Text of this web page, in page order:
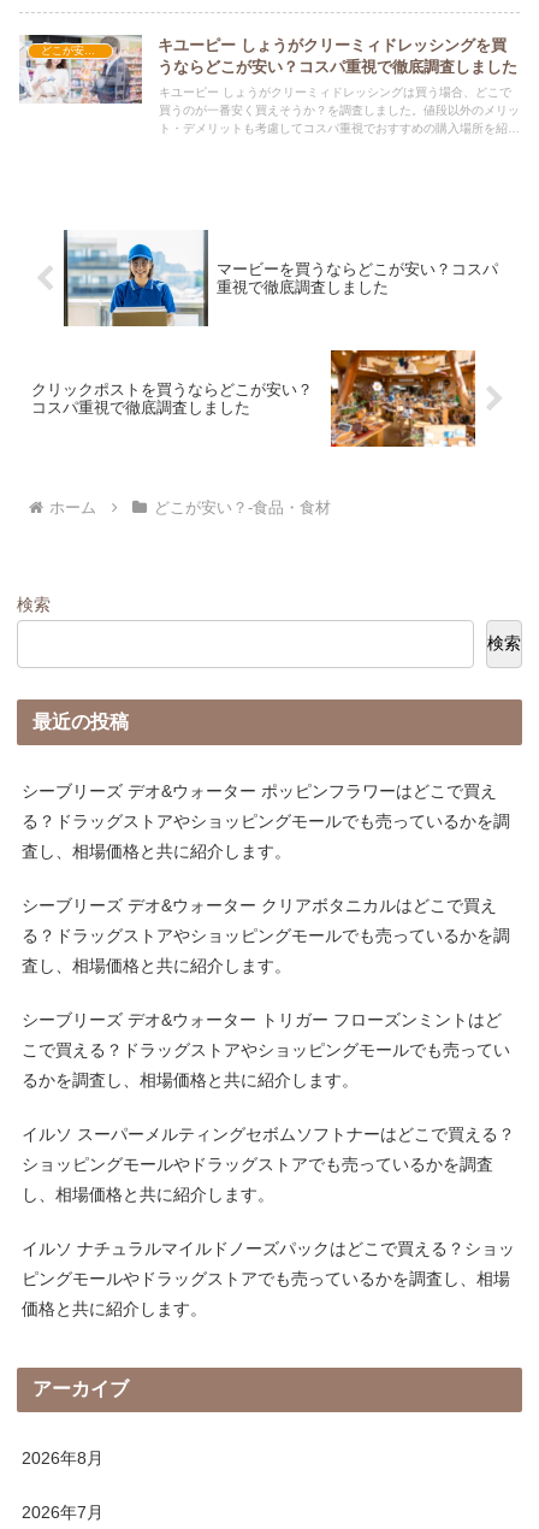
キユーピー しょうがクリーミィドレッシングを買
うならどこが安い？コスパ重視で徹底調査しました
キユーピー しょうがクリーミィドレッシングは買う場合、どこで
買うのが一番安く買えそうか？を調査しました。値段以外のメリッ
ト・デメリットも考慮してコスパ重視でおすすめの購入場所を紹介
マービーを買うならどこが安い？コスパ
重視で徹底調査しました
クリックポストを買うならどこが安い？
コスパ重視で徹底調査しました
ホーム どこが安い？-食品・食材
検索
検索
最近の投稿
シーブリーズ デオ&ウォーター ポッピンフラワーはどこで買え
る？ドラッグストアやショッピングモールでも売っているかを調
査し、相場価格と共に紹介します。
シーブリーズ デオ&ウォーター クリアボタニカルはどこで買え
る？ドラッグストアやショッピングモールでも売っているかを調
査し、相場価格と共に紹介します。
シーブリーズ デオ&ウォーター トリガー フローズンミントはど
こで買える？ドラッグストアやショッピングモールでも売ってい
るかを調査し、相場価格と共に紹介します。
イルソ スーパーメルティングセボムソフトナーはどこで買える？
ショッピングモールやドラッグストアでも売っているかを調査
し、相場価格と共に紹介します。
イルソ ナチュラルマイルドノーズパックはどこで買える？ショッ
ピングモールやドラッグストアでも売っているかを調査し、相場
価格と共に紹介します。
アーカイブ
2026年8月
2026年7月